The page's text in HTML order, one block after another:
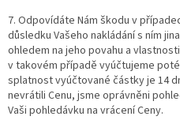
7. Odpovídáte Nám škodu v
důsledku Vašeho nakládání s ním
ohledem na jeho povahu a
v takovém případě vyúčtujeme
splatnost vyúčtované částky je 14
nevrátili Cenu, jsme oprávněni
Vaši pohledávku na vrácení Ceny.